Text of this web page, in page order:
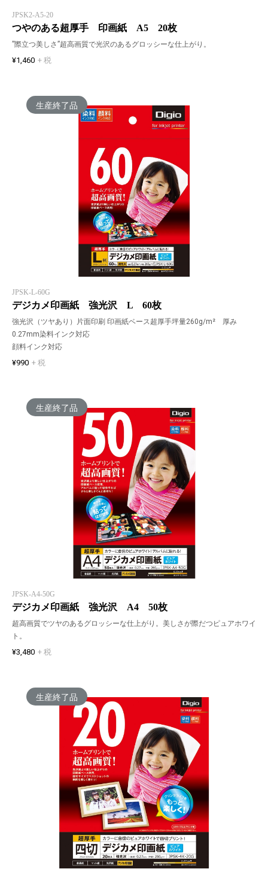
JPSK2-A5-20
つやのある超厚手 印画紙 A5 20枚
”際立つ美しさ”超高画質で光沢のあるグロッシーな仕上がり。
¥1,460 + 税
生産終了品
JPSK-L-60G
デジカメ印画紙 強光沢 L 60枚
強光沢（ツヤあり）片面印刷 印画紙ベース超厚手坪量260g/m² 厚み
0.27mm染料インク対応
顔料インク対応
¥990 + 税
生産終了品
JPSK-A4-50G
デジカメ印画紙 強光沢 A4 50枚
超高画質でツヤのあるグロッシーな仕上がり。美しさが際だつピュアホワイ
ト。
¥3,480 + 税
生産終了品